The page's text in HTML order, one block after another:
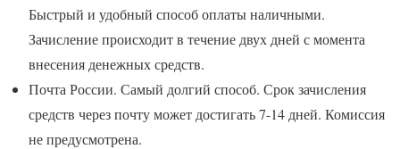
Быстрый и удобный способ оплаты наличными.
Зачисление происходит в течение двух дней с момента
внесения денежных средств.
Почта России. Самый долгий способ. Срок зачисления
средств через почту может достигать 7-14 дней. Комиссия
не предусмотрена.